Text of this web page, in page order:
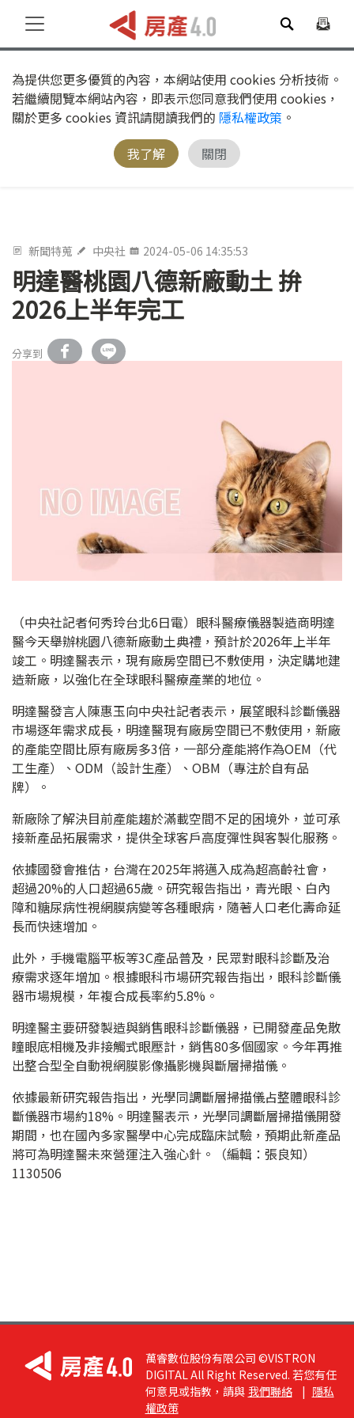
為提供您更多優質的內容，本網站使用 cookies 分析技術。
若繼續閱覽本網站內容，即表示您同意我們使用 cookies，
關於更多 cookies 資訊請閱讀我們的 隱私權政策 。
我了解
關閉
新聞特蒐 中央社 2024-05-06 14:35:53
明達醫桃園八德新廠動土 拚
2026上半年完工
分享到
（中央社記者何秀玲台北6日電）眼科醫療儀器製造商明達
醫今天舉辦桃園八德新廠動土典禮，預計於2026年上半年
竣工。明達醫表示，現有廠房空間已不敷使用，決定購地建
造新廠，以強化在全球眼科醫療產業的地位。
明達醫發言人陳惠玉向中央社記者表示，展望眼科診斷儀器
市場逐年需求成長，明達醫現有廠房空間已不敷使用，新廠
的產能空間比原有廠房多3倍，一部分產能將作為OEM（代
工生產）、ODM（設計生產）、OBM（專注於自有品
牌）。
新廠除了解決目前產能趨於滿載空間不足的困境外，並可承
接新產品拓展需求，提供全球客戶高度彈性與客製化服務。
依據國發會推估，台灣在2025年將邁入成為超高齡社會，
超過20%的人口超過65歲。研究報告指出，青光眼、白內
障和糖尿病性視網膜病變等各種眼病，隨著人口老化壽命延
長而快速增加。
此外，手機電腦平板等3C產品普及，民眾對眼科診斷及治
療需求逐年增加。根據眼科市場研究報告指出，眼科診斷儀
器市場規模，年複合成長率約5.8%。
明達醫主要研發製造與銷售眼科診斷儀器，已開發產品免散
瞳眼底相機及非接觸式眼壓計，銷售80多個國家。今年再推
出整合型全自動視網膜影像攝影機與斷層掃描儀。
依據最新研究報告指出，光學同調斷層掃描儀占整體眼科診
斷儀器市場約18%。明達醫表示，光學同調斷層掃描儀開發
期間，也在國內多家醫學中心完成臨床試驗，預期此新產品
將可為明達醫未來營運注入強心針。（編輯：張良知）
1130506
萬睿數位股份有限公司 ©VISTRON
DIGITAL All Right Reserved. 若您有任
何意見或指教，請與 我們聯絡 | 隱私
權政策